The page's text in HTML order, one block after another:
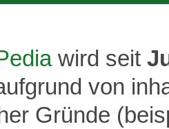
wird seit
von
Gründe